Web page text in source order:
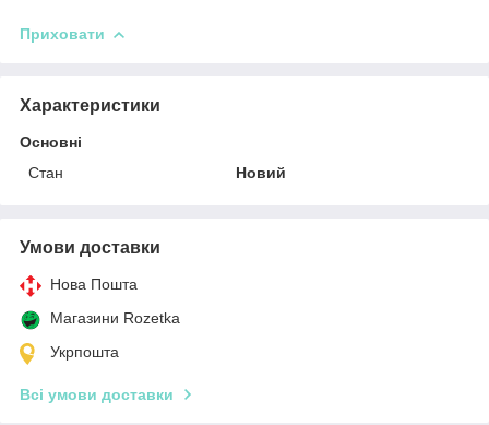
Приховати
Характеристики
Основні
Стан
Новий
Умови доставки
Нова Пошта
Магазини Rozetka
Укрпошта
Всі умови доставки